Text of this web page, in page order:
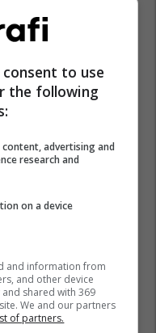
to use
the following
advertising and
research and
on a device
and information from
and other device
shared with 369
We and our partners
of partners.